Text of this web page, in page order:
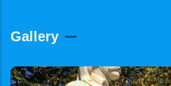
Gallery